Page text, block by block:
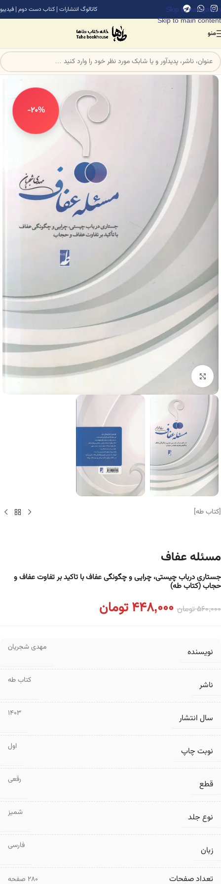
Skip to navigation
Skip to main content
کاتالوگ انتشارات | کتاب دست دوم | فیدیبو
منو
-20%
برای بزرگنمایی کلیک کنید
[کتاب طه]
مسئله عفاف
جستاری درباب چیستی، چرایی و چگونگی عفاف با تاکید بر تفاوت عفاف و
حجاب (کتاب طه)
560,000تومان 448,000تومان
نویسنده مهدی شجریان
ناشر کتاب طه
سال انتشار 1403
نوبت چاپ اول
قطع رقعی
نوع جلد شمیز
زبان فارسی
تعداد صفحات ۲۸۰ صفحه